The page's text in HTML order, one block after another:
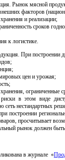
Рынок мясной
факторов
и реализации;
сроков
к логистике.
При построении
цен и урожая;
ограниченные
в этом виде
сеть нестандартных
построении
просчитывает
рынок должен
в журнале «